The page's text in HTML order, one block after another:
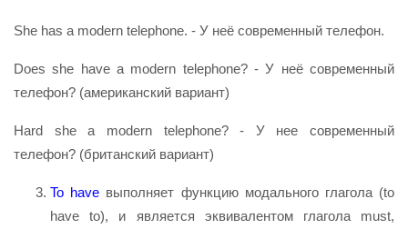
She has a modern telephone. - У неё современный телефон.
Does she have a modern telephone? - У неё современный
телефон? (американский вариант)
Hard she a modern telephone? - У нее современный
телефон? (британский вариант)
To have выполняет функцию модального глагола (to
have to), и является эквивалентом глагола must,